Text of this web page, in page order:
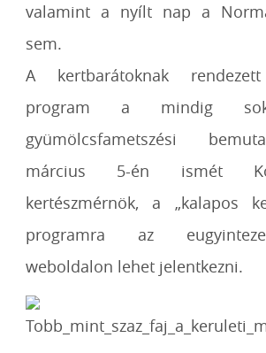
valamint a nyílt nap a
sem.
A kertbarátoknak
program a mindig
gyümölcsfametszési
március 5-én ismét
kertészmérnök, a „kalapos
programra az
weboldalon lehet jelentkezni.